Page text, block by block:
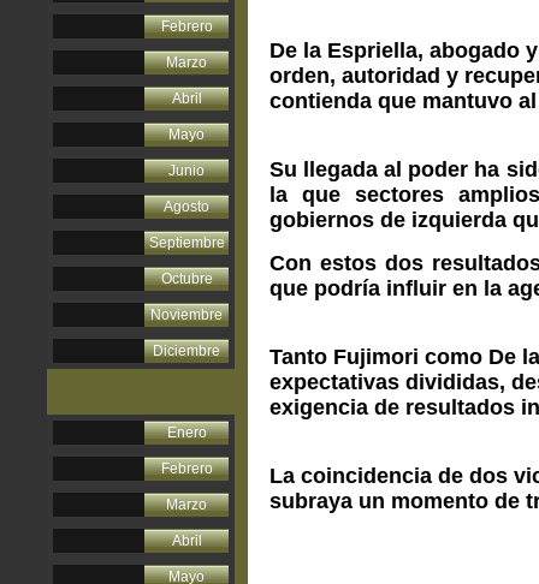
Febrero
Marzo
Abril
Mayo
Junio
Agosto
Septiembre
Octubre
Noviembre
Diciembre
Enero
Febrero
Marzo
Abril
Mayo
De la Espriella, abogado
orden, autoridad y
contienda que mantuvo
Su llegada al poder ha
la que sectores
gobiernos de izquierda
Con estos dos
que podría influir en la
Tanto Fujimori como De
expectativas divididas,
exigencia de resultados
La coincidencia de dos
subraya un momento de